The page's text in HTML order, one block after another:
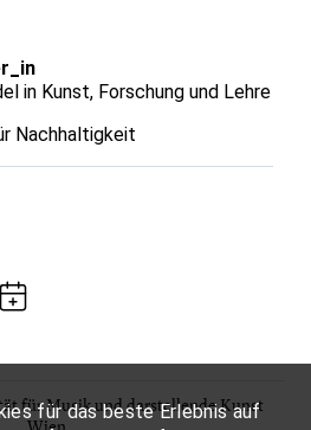
für das beste Erlebnis auf
in Kunst, Forschung und Lehre
Nachhaltigkeit
für Musik und darstellende Kunst